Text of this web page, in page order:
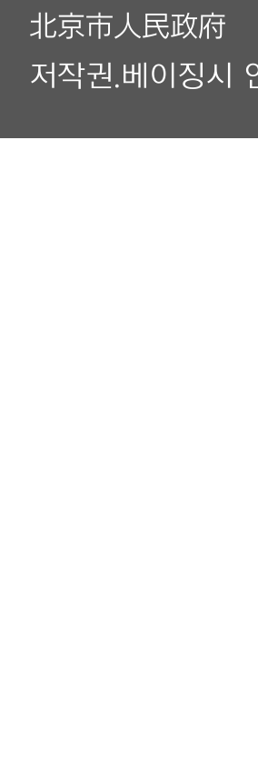
北京市人民政府
저작권.베이징시